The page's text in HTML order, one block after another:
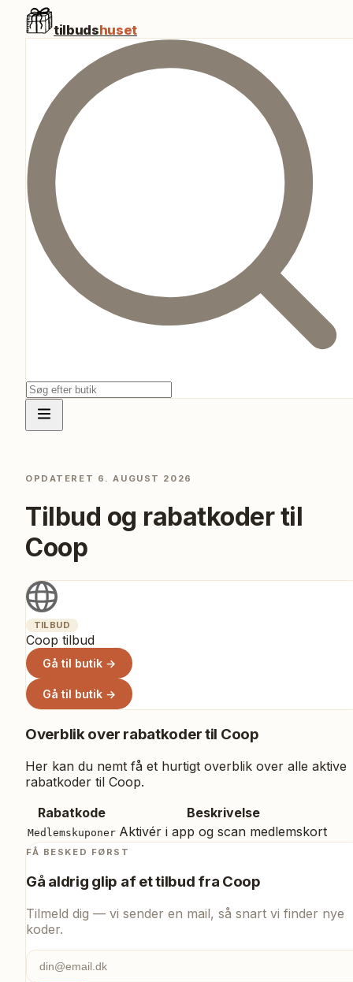
tilbudshuset
OPDATERET 6. AUGUST 2026
Tilbud og rabatkoder til
Coop
TILBUD
Coop tilbud
Gå til butik →
Gå til butik →
Overblik over rabatkoder til Coop
Her kan du nemt få et hurtigt overblik over alle aktive
rabatkoder til Coop.
Rabatkode
Beskrivelse
Medlemskuponer Aktivér i app og scan medlemskort
FÅ BESKED FØRST
Gå aldrig glip af et tilbud fra Coop
Tilmeld dig — vi sender en mail, så snart vi finder nye
koder.